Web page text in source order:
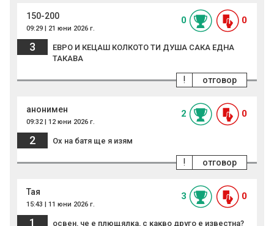
150-200
09:29 | 21 юни 2026 г.
0 0
3
ЕВРО И КЕЦАШ КОЛКОТО ТИ ДУША САКА ЕДНА
ТАКАВА
отговор
!
анонимен
09:32 | 12 юни 2026 г.
2 0
2 Ох на батя ще я изям
отговор
!
Тая
15:43 | 11 юни 2026 г.
3 0
1 освен, че е плющялка, с какво друго е известна?